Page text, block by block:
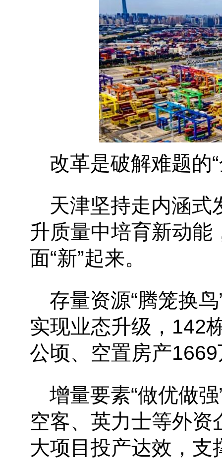
改革是破解难题的
天津坚持走内涵式
升质量中培育新动能
面“新”起来。
存量资源“腾笼换
实现业态升级，142
公顷、空置房产
增量要素“做优做
空客、英力士等外
大项目投产达效，支